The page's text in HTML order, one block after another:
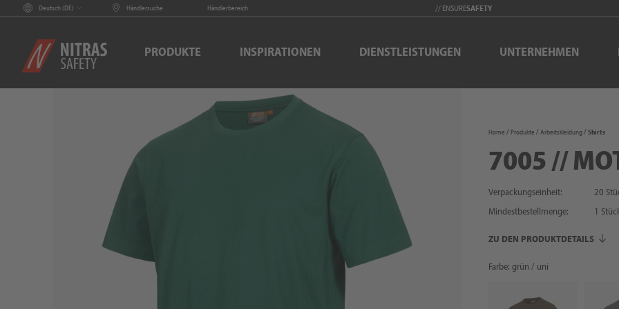
Deutsch (DE) Händlersuche Händlerbereich // ENSURESAFETY
PRODUKTE INSPIRATIONEN DIENSTLEISTUNGEN UNTERNEHMEN
Home Produkte Arbeitskleidung Shirts
7005 //
Verpackungseinheit:
20
Mindestbestellmenge:
1
ZU DEN PRODUKTDETAILS
Farbe: grün / uni